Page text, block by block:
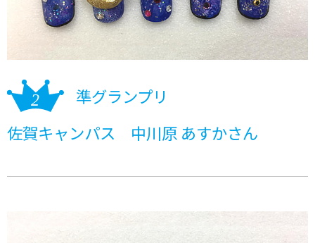
準グランプリ
佐賀キャンパス 中川原 あすかさん